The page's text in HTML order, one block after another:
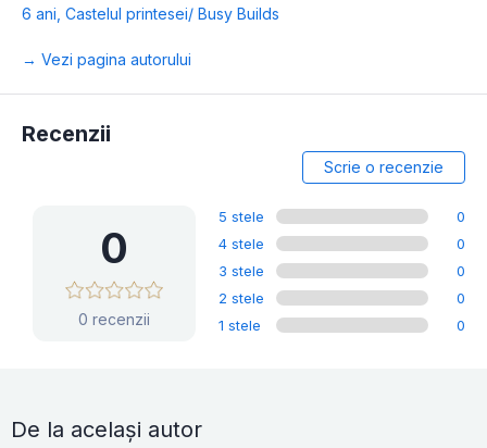
6 ani Castelul printesei/ Busy Builds
→ Vezi pagina autorului
Recenzii
Scrie o recenzie
0
0 recenzii
5 stele
0
4 stele
0
3 stele
0
2 stele
0
1 stele
0
De la același autor